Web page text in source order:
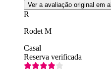
Ver a avaliação original em
R
Rodet M
Casal
Reserva verificada